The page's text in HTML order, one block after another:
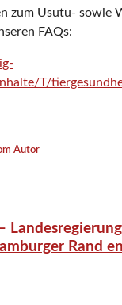
zum Usutu- sowie
FAQs:
T/
Autor
Rand